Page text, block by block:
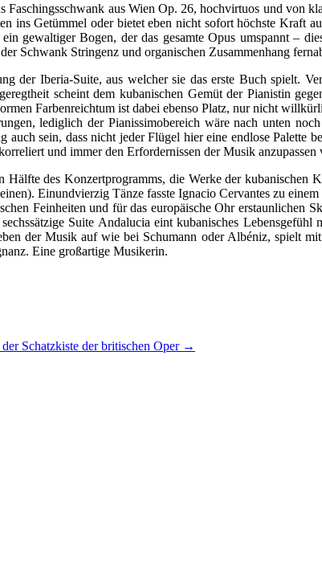
aus Wien Op. 26, hochvirtuos und von
ins Getümmel oder bietet eben nicht sofort höchste Kraft
gewaltiger Bogen, der das gesamte Opus umspannt –
Schwank Stringenz und organischen Zusammenhang
der Iberia-Suite, aus welcher sie das erste Buch spielt.
scheint dem kubanischen Gemüt der Pianistin
Farbenreichtum ist dabei ebenso Platz, nur nicht
lediglich der Pianissimobereich wäre nach unten
auch sein, dass nicht jeder Flügel hier eine endlose
und immer den Erfordernissen der Musik anzupassen
des Konzertprogramms, die Werke der
Einundvierzig Tänze fasste Ignacio Cervantes zu
Feinheiten und für das europäische Ohr
Suite Andalucia eint kubanisches
der Musik auf wie bei Schumann oder Albéniz, spielt
Eine großartige Musikerin.
Schatzkiste der britischen Oper →